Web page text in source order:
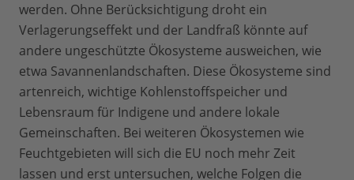
werden. Ohne Berücksichtigung droht ein
Verlagerungseffekt und der Landfraß könnte auf
andere ungeschützte Ökosysteme ausweichen, wie
etwa Savannenlandschaften. Diese Ökosysteme sind
artenreich, wichtige Kohlenstoffspeicher und
Lebensraum für Indigene und andere lokale
Gemeinschaften. Bei weiteren Ökosystemen wie
Feuchtgebieten will sich die EU noch mehr Zeit
lassen und erst untersuchen, welche Folgen die